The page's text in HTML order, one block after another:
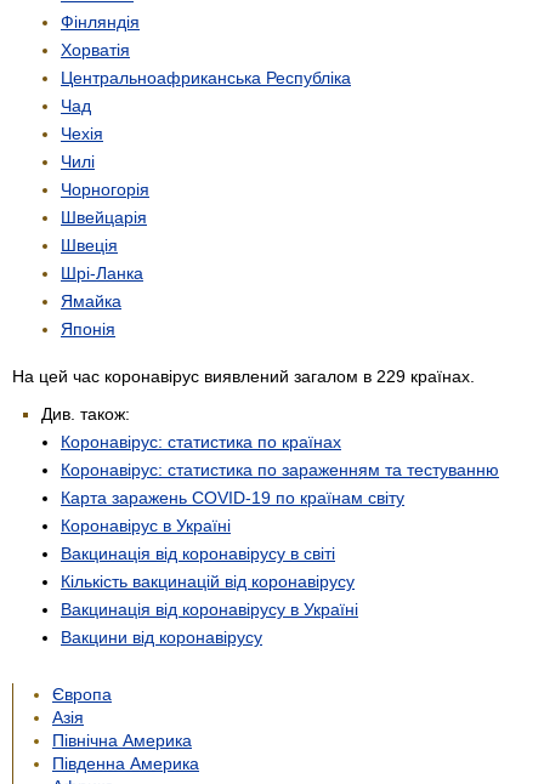
Фінляндія
Хорватія
Центрально­африканська Республіка
Чад
Чехія
Чилі
Чорногорія
Швейцарія
Швеція
Шрі-Ланка
Ямайка
Японія
На цей час коронавірус виявлений загалом в 229 країнах.
Див. також:
Коронавірус: статистика по країнах
Коронавірус: статистика по зараженням та тестуванню
Карта заражень COVID-19 по країнам світу
Коронавірус в Україні
Вакцинація від коронавірусу в світі
Кількість вакцинацій від коронавірусу
Вакцинація від коронавірусу в Україні
Вакцини від коронавірусу
Європа
Азія
Північна Америка
Південна Америка